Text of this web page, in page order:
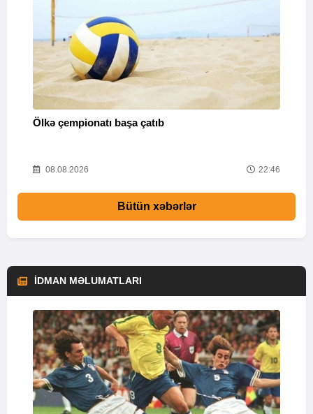
Ölkə çempionatı başa çatıb
08.08.2026 22:46
Bütün xəbərlər
İDMAN MƏLUMATLARI